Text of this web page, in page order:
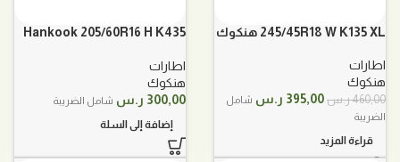
245/45R18 W K135 XL هنكوك
اطارات
هنكوك
460,00ر.س السعر
460,00 ر.س.
395,00 ر.س السعر
شامل
الضريبة
قراءة المزيد
Hankook 205/60R16 H K435
اطارات
هنكوك
300,00 ر.س شامل الضريبة
إضافة إلى السلة